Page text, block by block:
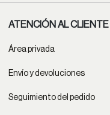
ATENCIÓN AL CLIENTE
Área privada
Envío y devoluciones
Seguimiento del pedido